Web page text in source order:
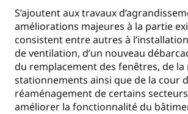
S’ajoutent aux travaux
améliorations majeures à la partie
consistent entre autres à
de ventilation, d’un nouveau
du remplacement des fenêtres, de
stationnements ainsi que de la cour
réaménagement de certains
améliorer la fonctionnalité du